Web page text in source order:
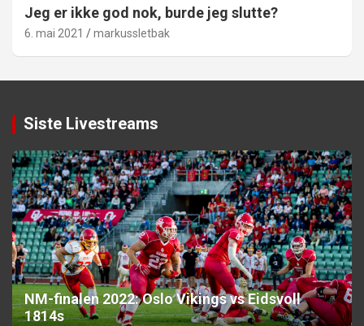
Jeg er ikke god nok, burde jeg slutte?
6. mai 2021 markussletbak
Siste Livestreams
NM-finalen 2022: Oslo Vikings vs Eidsvoll
1814s